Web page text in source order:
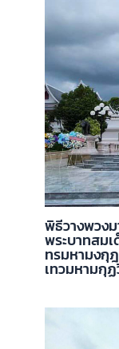
พิธีวางพวง
พระบาทสม
ทรมหามงกุ
เทวมหามกุ